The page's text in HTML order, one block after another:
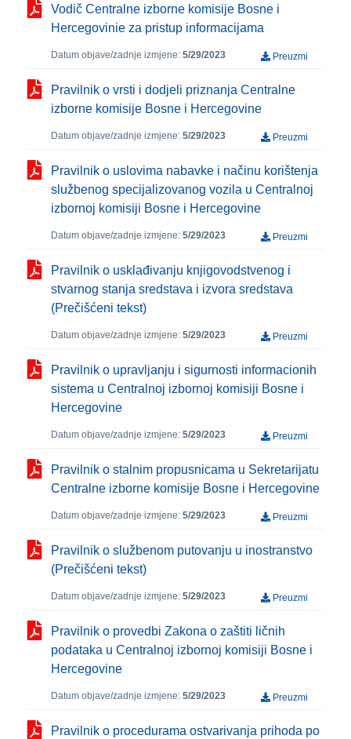
Vodič Centralne izborne komisije Bosne i
Hercegovinie za pristup informacijama
Datum objave/zadnje izmjene: 5/29/2023 Preuzmi
Pravilnik o vrsti i dodjeli priznanja Centralne
izborne komisije Bosne i Hercegovine
Datum objave/zadnje izmjene: 5/29/2023 Preuzmi
Pravilnik o uslovima nabavke i načinu korištenja
službenog specijalizovanog vozila u Centralnoj
izbornoj komisiji Bosne i Hercegovine
Datum objave/zadnje izmjene: 5/29/2023 Preuzmi
Pravilnik o usklađivanju knjigovodstvenog i
stvarnog stanja sredstava i izvora sredstava
(Prečišćeni tekst)
Datum objave/zadnje izmjene: 5/29/2023 Preuzmi
Pravilnik o upravljanju i sigurnosti informacionih
sistema u Centralnoj izbornoj komisiji Bosne i
Hercegovine
Datum objave/zadnje izmjene: 5/29/2023 Preuzmi
Pravilnik o stalnim propusnicama u Sekretarijatu
Centralne izborne komisije Bosne i Hercegovine
Datum objave/zadnje izmjene: 5/29/2023 Preuzmi
Pravilnik o službenom putovanju u inostranstvo
(Prečišćeni tekst)
Datum objave/zadnje izmjene: 5/29/2023 Preuzmi
Pravilnik o provedbi Zakona o zaštiti ličnih
podataka u Centralnoj izbornoj komisiji Bosne i
Hercegovine
Datum objave/zadnje izmjene: 5/29/2023 Preuzmi
Pravilnik o procedurama ostvarivanja prihoda po